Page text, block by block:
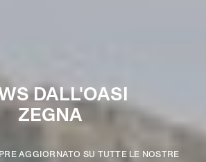
DALL'OASI
ZEGNA
AGGIORNATO SU TUTTE LE NOSTRE